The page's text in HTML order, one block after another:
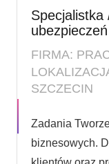
ubezpieczeń
FIRMA:
SZCZECIN
Zadania
biznesowych.